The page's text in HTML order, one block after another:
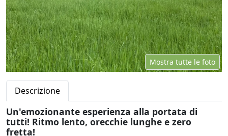
Mostra tutte le foto
Descrizione
Un'emozionante esperienza alla portata di
tutti! Ritmo lento, orecchie lunghe e zero
fretta!